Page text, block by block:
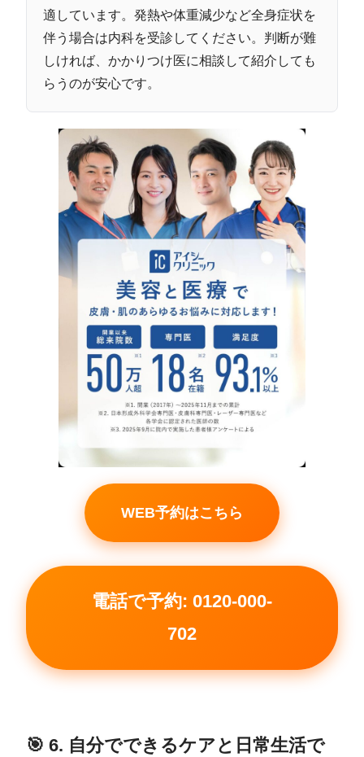
適しています。発熱や体重減少など全身症状を
伴う場合は内科を受診してください。判断が難
しければ、かかりつけ医に相談して紹介しても
らうのが安心です。
WEB予約はこちら
電話で予約: 0120-000-
702
🎯 6. 自分でできるケアと日常生活で